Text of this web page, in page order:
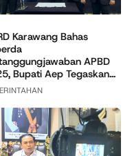
Karawang Bahas
APBD
Bupati Aep Tegaskan...